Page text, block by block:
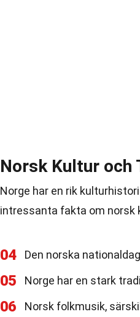
Norsk Kultur och
Norge har en rik
intressanta fakta om norsk
04 Den norska
05 Norge har en stark
06 Norsk folkmusik,